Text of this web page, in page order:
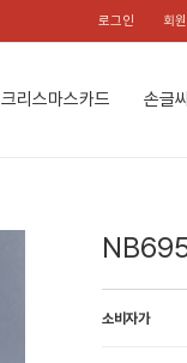
로그인 회
크리스마스카드 손글
소비자가